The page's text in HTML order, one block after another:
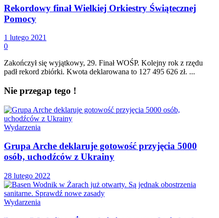
Rekordowy finał Wielkiej Orkiestry Świątecznej
Pomocy
1 lutego 2021
0
Zakończył się wyjątkowy, 29. Finał WOŚP. Kolejny rok z rzędu
padł rekord zbiórki. Kwota deklarowana to 127 495 626 zł. ...
Nie przegap tego !
Wydarzenia
Grupa Arche deklaruje gotowość przyjęcia 5000
osób, uchodźców z Ukrainy
28 lutego 2022
Wydarzenia